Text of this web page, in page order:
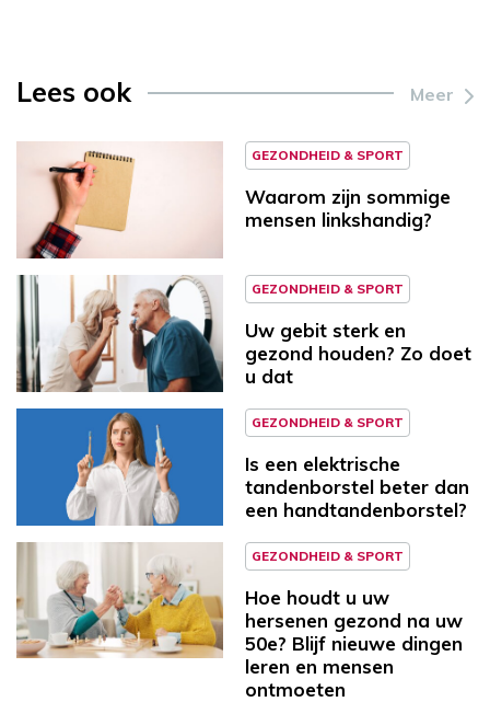
Lees ook Meer
GEZONDHEID & SPORT
Waarom zijn sommige
mensen linkshandig?
GEZONDHEID & SPORT
Uw gebit sterk en
gezond houden? Zo doet
u dat
GEZONDHEID & SPORT
Is een elektrische
tandenborstel beter dan
een handtandenborstel?
GEZONDHEID & SPORT
Hoe houdt u uw
hersenen gezond na uw
50e? Blijf nieuwe dingen
leren en mensen
ontmoeten